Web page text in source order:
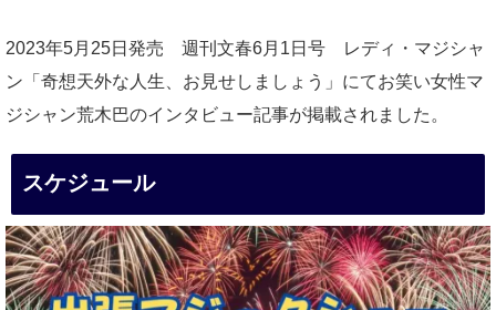
2023年5月25日発売 週刊文春6月1日号 レディ・マジシャ
ン「奇想天外な人生、お見せしましょう」にてお笑い女性マ
ジシャン荒木巴のインタビュー記事が掲載されました。
スケジュール